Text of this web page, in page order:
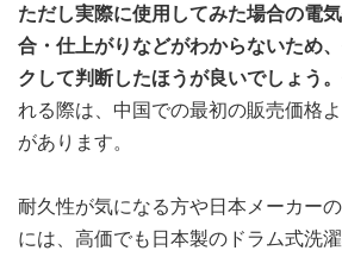
ただし実際に使用してみた場合の電
合・仕上がりなどがわからないため
クして判断したほうが良いでしょう。
れる際は、中国での最初の販売価格
があります。
耐久性が気になる方や日本メーカー
には、高価でも日本製のドラム式洗